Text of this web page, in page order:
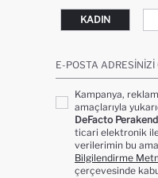
KADIN
E-POSTA ADRESINIZI
Kampanya,
amaçlarıyla
DeFacto
ticari elektronik
verilerimin bu
Bilgilendirme
çerçevesinde